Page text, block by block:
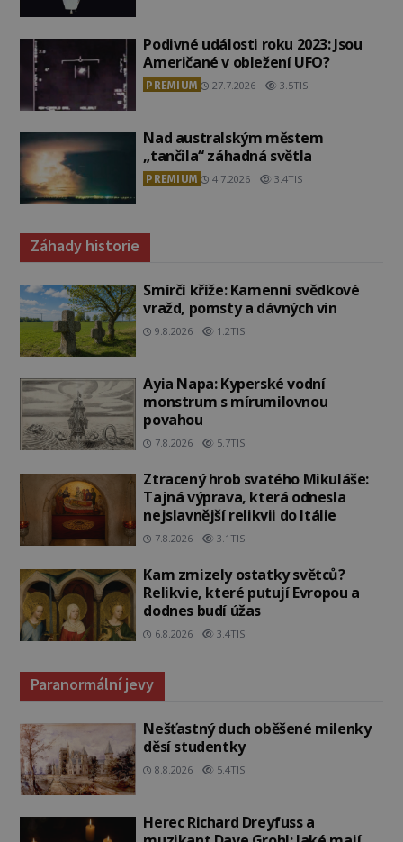
Podivné události roku 2023: Jsou
Američané v obležení UFO?
PREMIUM 27.7.2026 3.5TIS
Nad australským městem
„tančila“ záhadná světla
PREMIUM 4.7.2026 3.4TIS
Záhady historie
Smírčí kříže: Kamenní svědkové
vražd, pomsty a dávných vin
9.8.2026 1.2TIS
Ayia Napa: Kyperské vodní
monstrum s mírumilovnou
povahou
7.8.2026 5.7TIS
Ztracený hrob svatého Mikuláše:
Tajná výprava, která odnesla
nejslavnější relikvii do Itálie
7.8.2026 3.1TIS
Kam zmizely ostatky světců?
Relikvie, které putují Evropou a
dodnes budí úžas
6.8.2026 3.4TIS
Paranormální jevy
Nešťastný duch oběšené milenky
děsí studentky
8.8.2026 5.4TIS
Herec Richard Dreyfuss a